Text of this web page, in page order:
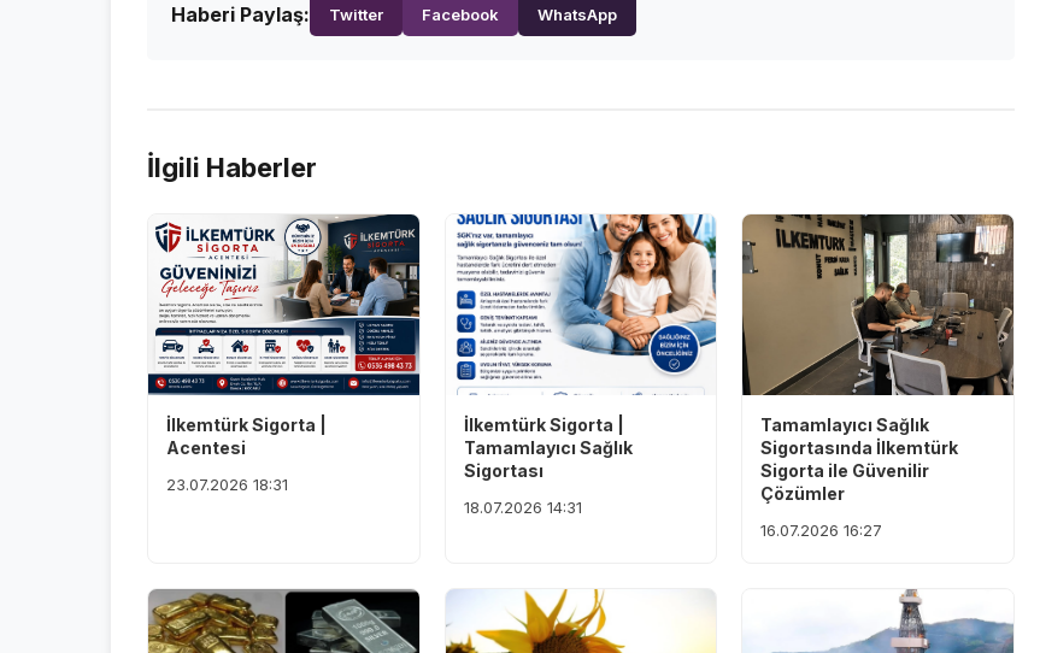
Haberi Paylaş: Twitter Facebook WhatsApp
İlgili Haberler
İlkemtürk Sigorta |
Acentesi
23.07.2026 18:31
İlkemtürk Sigorta |
Tamamlayıcı Sağlık
Sigortası
18.07.2026 14:31
Tamamlayıcı Sağlık
Sigortasında İlkemtürk
Sigorta ile Güvenilir
Çözümler
16.07.2026 16:27